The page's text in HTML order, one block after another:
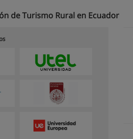
de Turismo Rural en Ecuador